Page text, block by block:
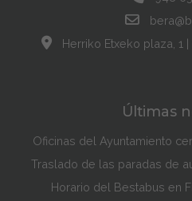
Herriko Etxeko plaza, 1 |
Últimas
Oficinas del Ayuntamiento
Traslado de las paradas de
Horario del Bestabus en